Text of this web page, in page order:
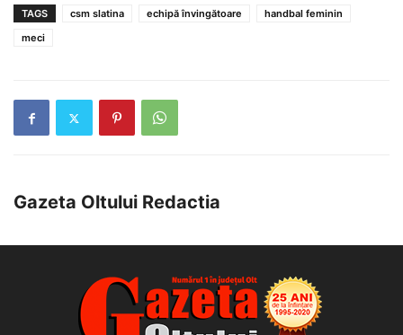
TAGS csm slatina echipă învingătoare
handbal feminin
meci
Gazeta Oltului Redactia